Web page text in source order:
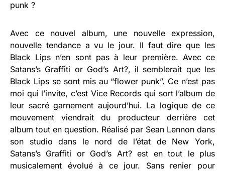
punk ?
Avec ce nouvel album, une nouvelle expression,
nouvelle tendance a vu le jour. Il faut dire que les
Black Lips n’en sont pas à leur première. Avec ce
Satans’s Graffiti or God’s Art?, il semblerait que les
Black Lips se sont mis au “flower punk”. Ce n’est pas
moi qui l’invite, c’est Vice Records qui sort l’album de
leur sacré garnement aujourd’hui. La logique de ce
mouvement viendrait du producteur derrière cet
album tout en question. Réalisé par Sean Lennon dans
son studio dans le nord de l’état de New York,
Satans’s Graffiti or God’s Art? est en tout le plus
musicalement évolué à ce jour. Sans renier pour